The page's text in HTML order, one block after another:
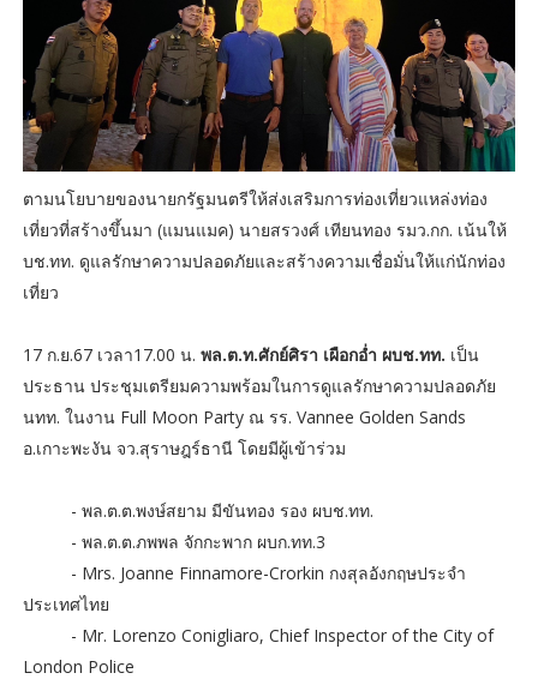
ตามนโยบายของนายกรัฐมนตรีให้ส่งเสริมการท่องเที่ยวแหล่งท่อง
เที่ยวที่สร้างขึ้นมา (แมนแมค) นายสรวงศ์ เทียนทอง รมว.กก. เน้นให้
บช.ทท. ดูแลรักษาความปลอดภัยและสร้างความเชื่อมั่นให้แก่นักท่อง
เที่ยว
17 ก.ย.67 เวลา17.00 น. พล.ต.ท.ศักย์ศิรา เผือกอ่ำ ผบช.ทท. เป็น
ประธาน ประชุมเตรียมความพร้อมในการดูแลรักษาความปลอดภัย
นทท. ในงาน Full Moon Party ณ รร. Vannee Golden Sands
อ.เกาะพะงัน จว.สุราษฎร์ธานี โดยมีผู้เข้าร่วม
- พล.ต.ต.พงษ์สยาม มีขันทอง รอง ผบช.ทท.
- พล.ต.ต.ภพพล จักกะพาก ผบก.ทท.3
- Mrs. Joanne Finnamore-Crorkin กงสุลอังกฤษประจำ
ประเทศไทย
- Mr. Lorenzo Conigliaro, Chief Inspector of the City of
London Police